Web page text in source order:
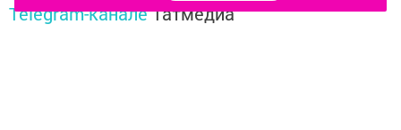
Telegram-каналеТатмедиа